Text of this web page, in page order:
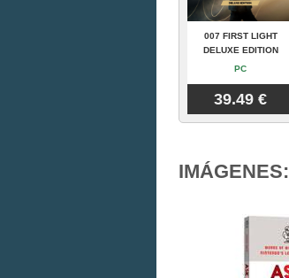
007 FIRST LIGHT
DELUXE EDITION
PC
39.49 €
IMÁGENES: